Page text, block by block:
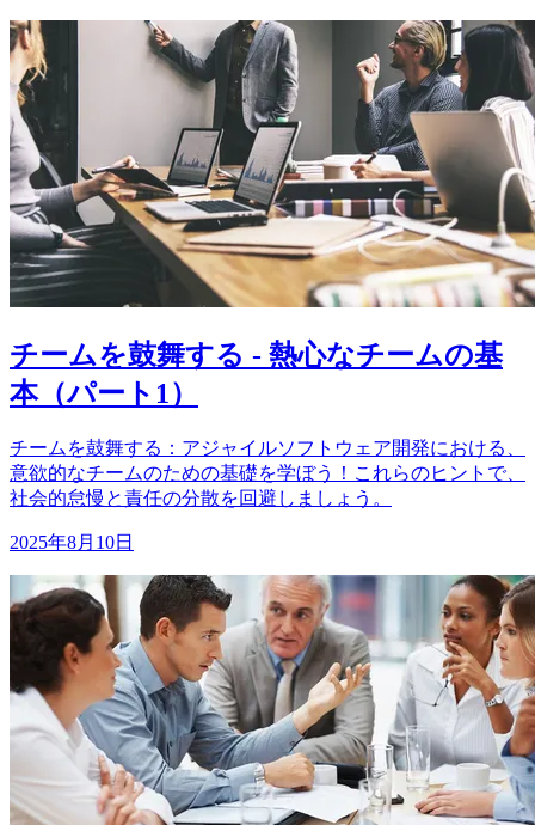
チームを鼓舞する - 熱心なチームの基
本（パート1）
チームを鼓舞する：アジャイルソフトウェア開発における、
意欲的なチームのための基礎を学ぼう！これらのヒントで、
社会的怠慢と責任の分散を回避しましょう。
2025年8月10日